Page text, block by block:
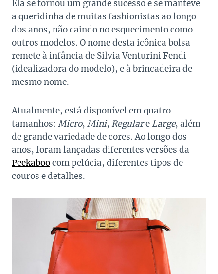
Ela se tornou um grande sucesso e se manteve
a queridinha de muitas fashionistas ao longo
dos anos, não caindo no esquecimento como
outros modelos. O nome desta icônica bolsa
remete à infância de Silvia Venturini Fendi
(idealizadora do modelo), e à brincadeira de
mesmo nome.
Atualmente, está disponível em quatro
tamanhos: Micro, Mini, Regulare Large, além
de grande variedade de cores. Ao longo dos
anos, foram lançadas diferentes versões da
Peekaboocom pelúcia, diferentes tipos de
couros e detalhes.